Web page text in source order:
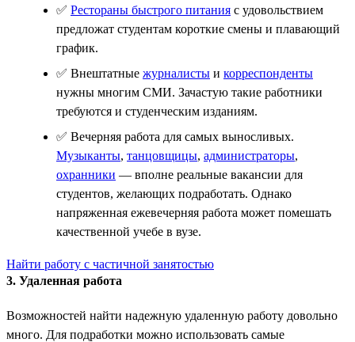
✅ Рестораны быстрого питания с удовольствием
предложат студентам короткие смены и плавающий
график.
✅ Внештатные журналисты и корреспонденты
нужны многим СМИ. Зачастую такие работники
требуются и студенческим изданиям.
✅ Вечерняя работа для самых выносливых.
Музыканты, танцовщицы, администраторы,
охранники — вполне реальные вакансии для
студентов, желающих подработать. Однако
напряженная ежевечерняя работа может помешать
качественной учебе в вузе.
Найти работу с частичной занятостью
3. Удаленная работа
Возможностей найти надежную удаленную работу довольно
много. Для подработки можно использовать самые